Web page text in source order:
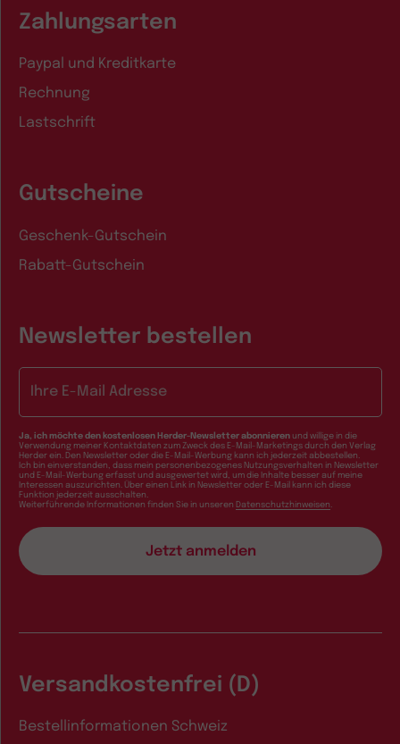
Zahlungsarten
Paypal und Kreditkarte
Rechnung
Lastschrift
Gutscheine
Geschenk-Gutschein
Rabatt-Gutschein
Newsletter bestellen
Ja, ich möchte den kostenlosen Herder-Newsletter abonnieren und willige in die
Verwendung meiner Kontaktdaten zum Zweck des E-Mail-Marketings durch den Verlag
Herder ein. Den Newsletter oder die E-Mail-Werbung kann ich jederzeit abbestellen.
Ich bin einverstanden, dass mein personenbezogenes Nutzungsverhalten in Newsletter
und E-Mail-Werbung erfasst und ausgewertet wird, um die Inhalte besser auf meine
Interessen auszurichten. Über einen Link in Newsletter oder E-Mail kann ich diese
Funktion jederzeit ausschalten.
Weiterführende Informationen finden Sie in unseren Datenschutzhinweisen
Versandkostenfrei (D)
Bestellinformationen Schweiz